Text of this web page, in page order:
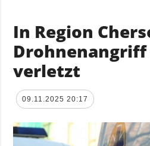
In Region
Drohnenangriff
verletzt
09.11.2025 20:17